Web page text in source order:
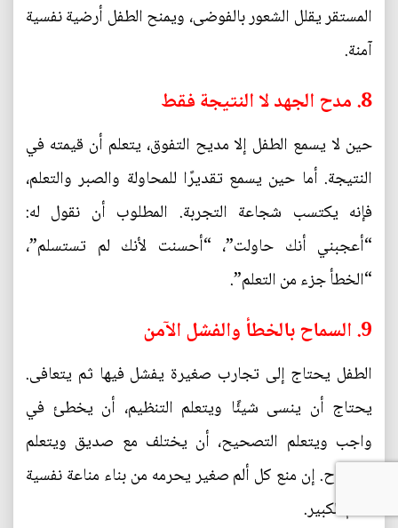
المستقر يقلل الشعور بالفوضى، ويمنح الطفل أرضية نفسية
آمنة.
8. مدح الجهد لا النتيجة فقط
حين لا يسمع الطفل إلا مديح التفوق، يتعلم أن قيمته في
النتيجة. أما حين يسمع تقديرًا للمحاولة والصبر والتعلم،
فإنه يكتسب شجاعة التجربة. المطلوب أن نقول له:
“أعجبني أنك حاولت”، “أحسنت لأنك لم تستسلم”،
“الخطأ جزء من التعلم”.
9. السماح بالخطأ والفشل الآمن
الطفل يحتاج إلى تجارب صغيرة يفشل فيها ثم يتعافى.
يحتاج أن ينسى شيئًا ويتعلم التنظيم، أن يخطئ في
واجب ويتعلم التصحيح، أن يختلف مع صديق ويتعلم
الإصلاح. إن منع كل ألم صغير يحرمه من بناء مناعة نفسية
للألم الكبير.